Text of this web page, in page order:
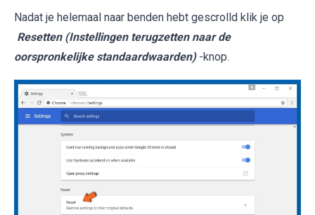
Nadat je helemaal naar benden hebt gescrolld klik je op
Resetten (Instellingen terugzetten naar de
oorspronkelijke standaardwaarden) -knop.